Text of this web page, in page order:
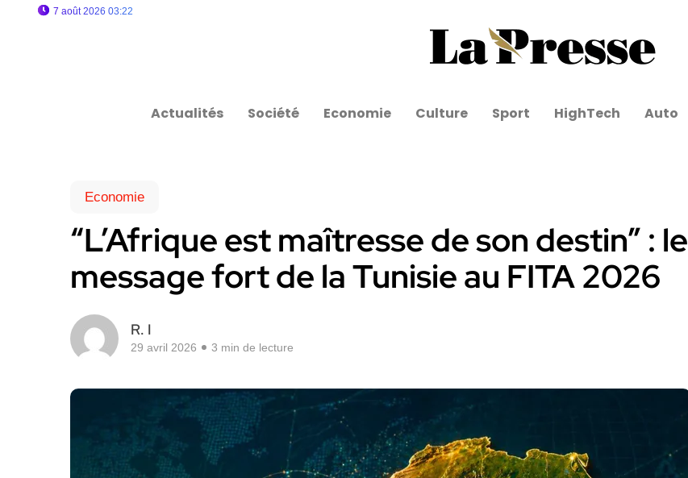
7 août 2026 03:22
Actualités Société Economie Culture Sport HighTech Auto
Economie
“L’Afrique est maîtresse de son destin” : le
message fort de la Tunisie au FITA 2026
R. I
29 avril 2026 3 min de lecture